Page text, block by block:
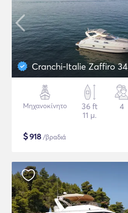
Cranchi-Italie Zaffiro 34
Μηχανοκίνητο
36 ft
11 μ.
4
$918 /βραδιά